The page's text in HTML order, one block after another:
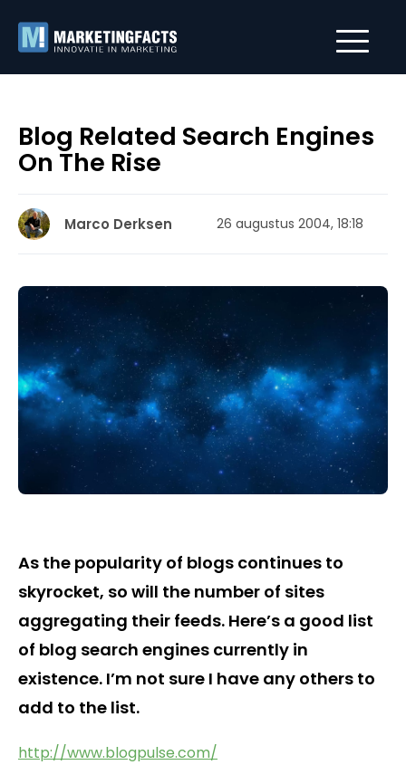
Blog Related Search Engines
On The Rise
Marco Derksen 26 augustus 2004, 18:18
As the popularity of blogs continues to
skyrocket, so will the number of sites
aggregating their feeds. Here’s a good list
of blog search engines currently in
existence. I’m not sure I have any others to
add to the list.
http://www.blogpulse.com/